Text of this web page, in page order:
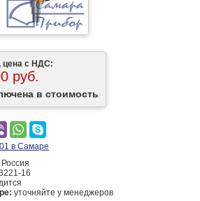
цена с НДС:
руб.
в стоимость
в Самаре
Россия
16
уточняйте у менеджеров